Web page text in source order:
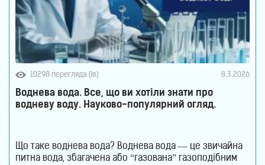
10298 перегляда (ів) 8.3.2026
Воднева вода. Все, що ви хотіли знати про
водневу воду. Науково-популярний огляд.
Що таке воднева вода? Воднева вода — це звичайна
питна вода, збагачена або “газована” газоподібним